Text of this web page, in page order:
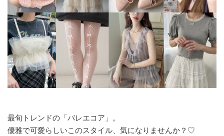
最旬トレンドの「バレエコア」。
優雅で可愛らしいこのスタイル、気になりませんか？♡